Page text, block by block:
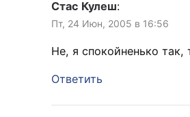
Стас Кулеш:
Пт, 24 Июн, 2005 в 16:56
Не, я спокойненько так,
Ответить